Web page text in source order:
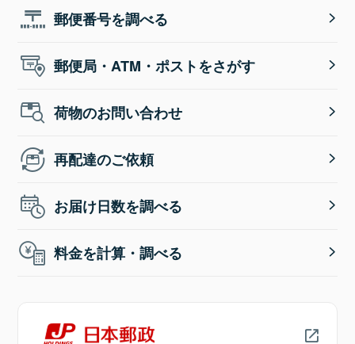
郵便番号を調べる
郵便局・ATM・ポストをさがす
荷物のお問い合わせ
再配達のご依頼
お届け日数を調べる
料金を計算・調べる